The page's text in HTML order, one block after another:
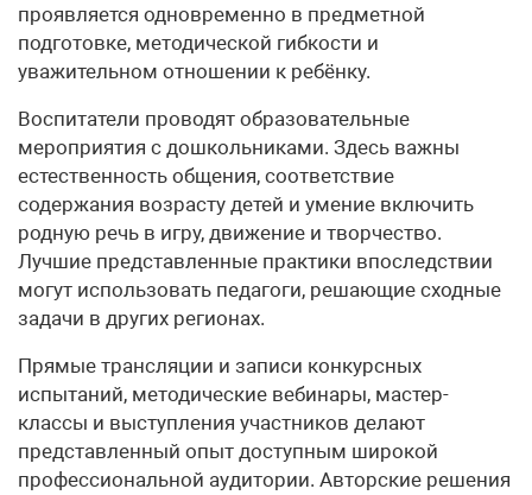
проявляется одновременно в предметной
подготовке, методической гибкости и
уважительном отношении к ребёнку.
Воспитатели проводят образовательные
мероприятия с дошкольниками. Здесь важны
естественность общения, соответствие
содержания возрасту детей и умение включить
родную речь в игру, движение и творчество.
Лучшие представленные практики впоследствии
могут использовать педагоги, решающие сходные
задачи в других регионах.
Прямые трансляции и записи конкурсных
испытаний, методические вебинары, мастер-
классы и выступления участников делают
представленный опыт доступным широкой
профессиональной аудитории. Авторские решения